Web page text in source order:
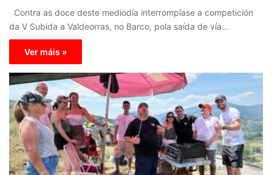
Contra as doce deste mediodía interrompíase a competición
da V Subida a Valdeorras, no Barco, pola saída de vía…
Ver máis »